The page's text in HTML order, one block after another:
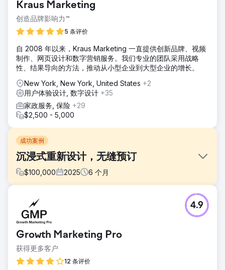
Kraus Marketing
创造品牌影响力™
5 条评价
自 2008 年以来，Kraus Marketing 一直提供创新品牌、视频
制作、网页设计和数字营销服务。我们专业的团队采用战略
性、结果导向的方法，推动从小型企业到大型企业的增长。
New York, New York, United States +2
用户体验设计, 数字设计 +35
家政服务, 保险 +29
$2,500 - 5,000
成功案例
沉浸式重新设计，无缝预订
$100,000 2025 6 个月
科罗拉多漂流公司需要一个现代化、沉浸式的网站，让预订流
程快速便捷。旧版网站体验支离破碎，用户需要在多个子页面
之间来回切换才能完成关键功能（日历、地图、预订）。他们
还需要更丰富的视觉效果和交互体验，同时又不影响移动端的
可用性和性能。
解决方案
Growth Marketing Pro
获得更多客户
12 条评价
4.9